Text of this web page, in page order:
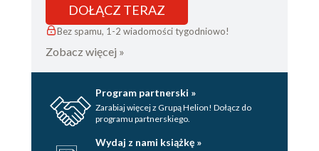
DOŁĄCZ TERAZ
Bez spamu, 1-2 wiadomości tygodniowo!
Zobacz więcej »
Program partnerski »
Zarabiaj więcej z Grupą Helion! Dołącz do
programu partnerskiego.
Wydaj z nami książkę »